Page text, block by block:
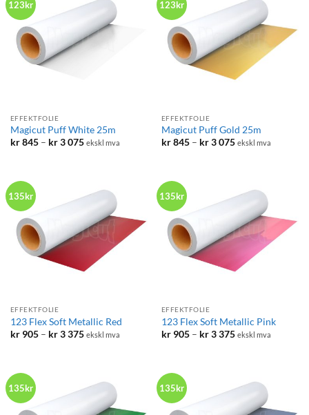
123kr
EFFEKTFOLIE
Magicut Puff White 25m
kr845 – kr3 075Prisområde:
ekskl mva
123kr
EFFEKTFOLIE
Magicut Puff Gold 25m
kr845 – kr3 075Prisområde:
ekskl mva
135kr
EFFEKTFOLIE
123 Flex Soft Metallic Red
kr905 – kr3 375Prisområde:
ekskl mva
135kr
EFFEKTFOLIE
123 Flex Soft Metallic Pink
kr905 – kr3 375Prisområde:
ekskl mva
135kr 135kr